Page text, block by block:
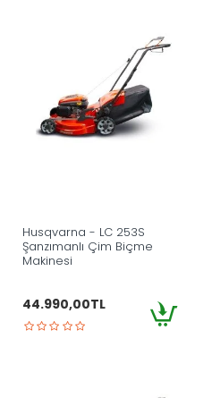
Husqvarna - LC 253S
Şanzımanlı Çim Biçme
Makinesi
44.990,00TL